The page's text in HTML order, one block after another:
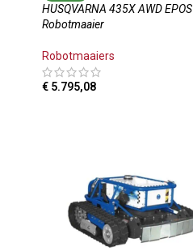
HUSQVARNA 435X AWD EPOS
Robotmaaier
Robotmaaiers
€ 5.795,08